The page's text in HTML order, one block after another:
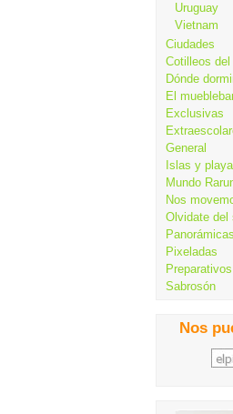
Uruguay
Vietnam
Ciudades
Cotilleos del
Dónde
El
Exclusivas
General
Islas y
Mundo
Nos
Olvidate del
Panorámicas
Pixeladas
Preparativos
Sabrosón
Nos